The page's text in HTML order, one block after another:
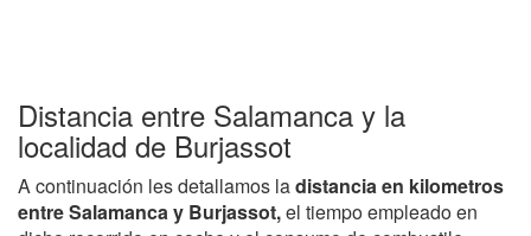
Distancia entre Salamanca y la
localidad de Burjassot
A continuación les detallamos ladistancia en kilometros
entre Salamanca y Burjassot,el tiempo empleado en